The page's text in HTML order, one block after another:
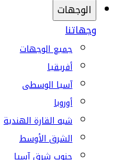
الوجهات
وجهاتنا
جميع الوجهات
أفريقيا
آسيا الوسطى
أوروبا
شبه القارة الهندية
الشرق الأوسط
جنوب شرق آسيا